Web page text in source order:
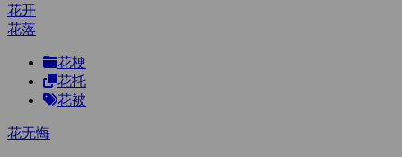
花开
花落
花梗
花托
花被
花无悔